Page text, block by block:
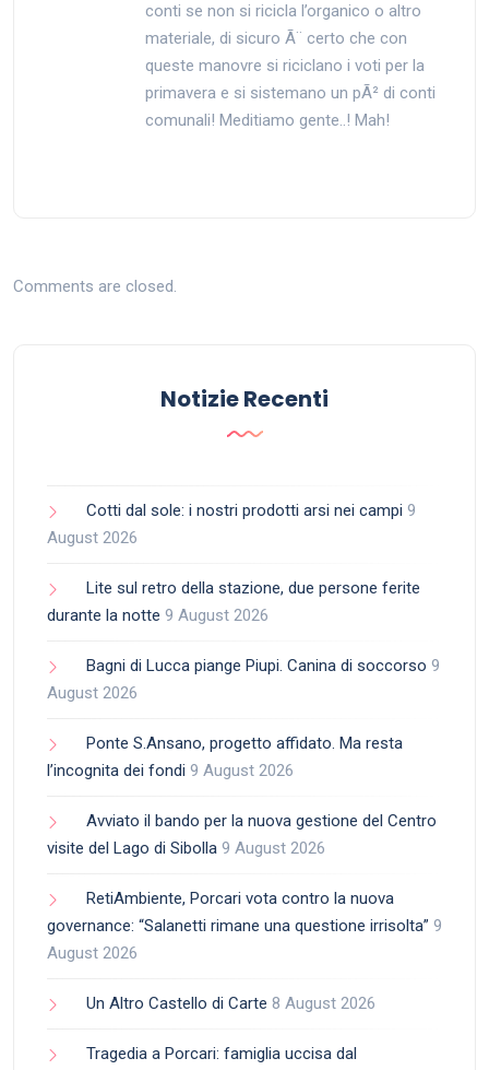
conti se non si ricicla l’organico o altro
materiale, di sicuro Ã¨ certo che con
queste manovre si riciclano i voti per la
primavera e si sistemano un pÃ² di conti
comunali! Meditiamo gente..! Mah!
Comments are closed.
Notizie Recenti
Cotti dal sole: i nostri prodotti arsi nei campi 9
August 2026
Lite sul retro della stazione, due persone ferite
durante la notte 9 August 2026
Bagni di Lucca piange Piupi. Canina di soccorso 9
August 2026
Ponte S.Ansano, progetto affidato. Ma resta
l’incognita dei fondi 9 August 2026
Avviato il bando per la nuova gestione del Centro
visite del Lago di Sibolla 9 August 2026
RetiAmbiente, Porcari vota contro la nuova
governance: “Salanetti rimane una questione irrisolta” 9
August 2026
Un Altro Castello di Carte 8 August 2026
Tragedia a Porcari: famiglia uccisa dal